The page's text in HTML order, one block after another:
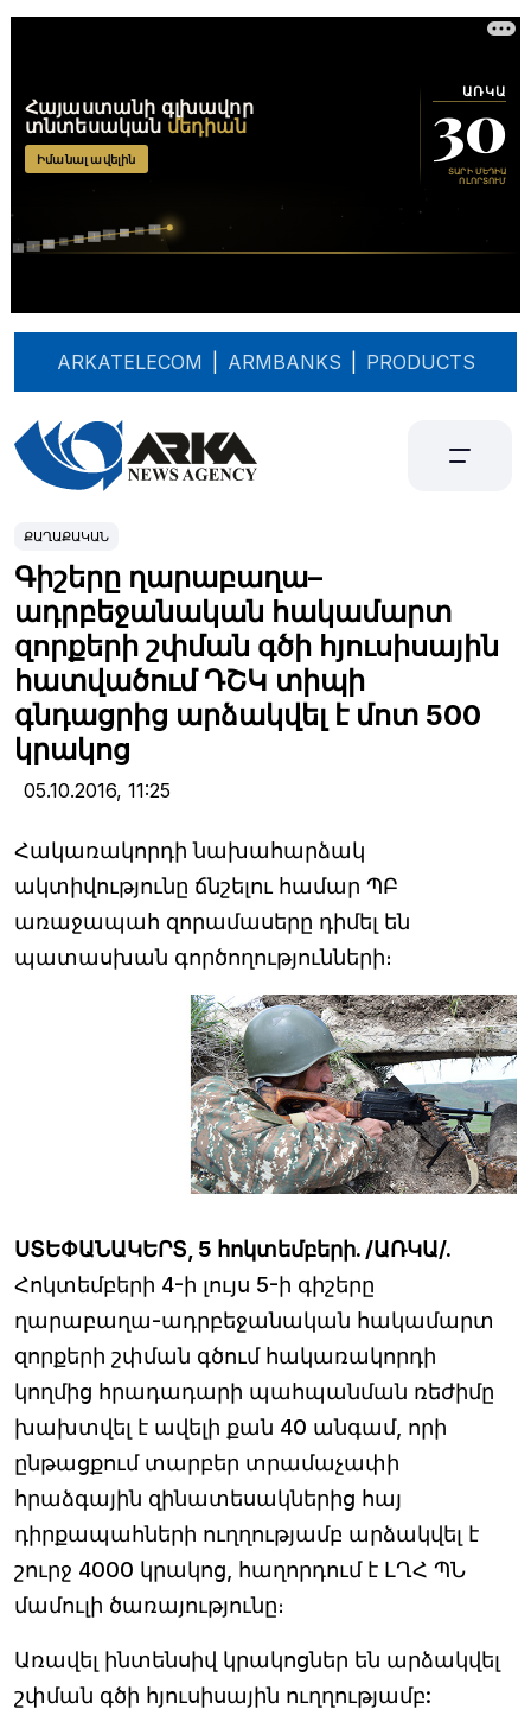
ARKATELECOM ARMBANKS PRODUCTS
ՔԱՂԱՔԱԿԱՆ
Գիշերը ղարաբաղա–
ադրբեջանական հակամարտ
զորքերի շփման գծի հյուսիսային
հատվածում ԴՇԿ տիպի
գնդացրից արձակվել է մոտ 500
կրակոց
05.10.2016, 11:25
Հակառակորդի նախահարձակ
ակտիվությունը ճնշելու համար ՊԲ
առաջապահ զորամասերը դիմել են
պատասխան գործողությունների։
ՍՏԵՓԱՆԱԿԵՐՏ, 5 հոկտեմբերի. /ԱՌԿԱ/.
Հոկտեմբերի 4-ի լույս 5-ի գիշերը
ղարաբաղա-ադրբեջանական հակամարտ
զորքերի շփման գծում հակառակորդի
կողմից հրադադարի պահպանման ռեժիմը
խախտվել է ավելի քան 40 անգամ, որի
ընթացքում տարբեր տրամաչափի
հրաձգային զինատեսակներից հայ
դիրքապահների ուղղությամբ արձակվել է
շուրջ 4000 կրակոց, հաղորդում է ԼՂՀ ՊՆ
մամուլի ծառայությունը։
Առավել ինտենսիվ կրակոցներ են արձակվել
շփման գծի հյուսիսային ուղղությամբ: